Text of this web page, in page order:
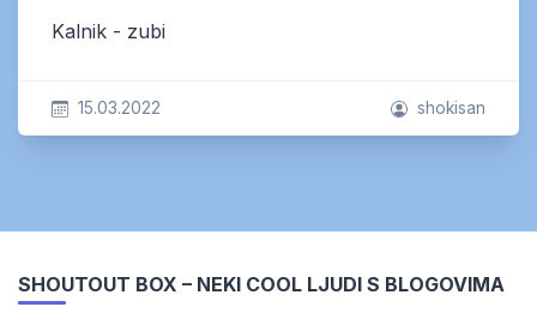
Kalnik - zubi
15.03.2022 shokisan
SHOUTOUT BOX – NEKI COOL LJUDI S BLOGOVIMA